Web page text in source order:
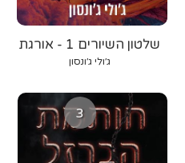
שלטון השיורים 1 - אורגת
הרוח
ג׳ולי ג׳ונסון
3